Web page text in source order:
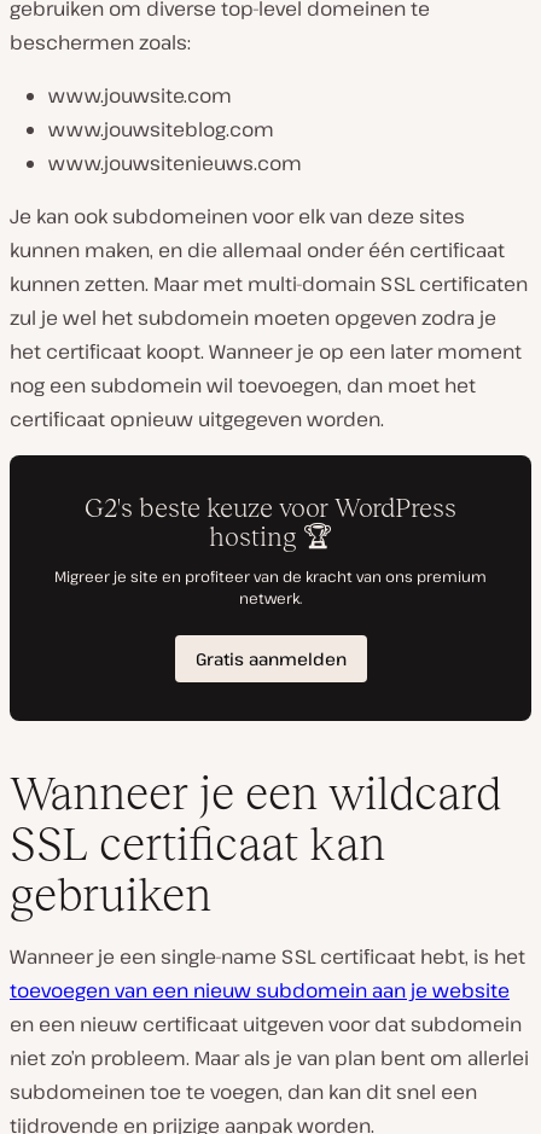
gebruiken om diverse top-level domeinen te
beschermen zoals:
www.jouwsite.com
www.jouwsiteblog.com
www.jouwsitenieuws.com
Je kan ook subdomeinen voor elk van deze sites
kunnen maken, en die allemaal onder één certificaat
kunnen zetten. Maar met multi-domain SSL certificaten
zul je wel het subdomein moeten opgeven zodra je
het certificaat koopt. Wanneer je op een later moment
nog een subdomein wil toevoegen, dan moet het
certificaat opnieuw uitgegeven worden.
Wanneer je een wildcard
SSL certificaat kan
gebruiken
Wanneer je een single-name SSL certificaat hebt, is het
toevoegen van een nieuw subdomein aan je website
en een nieuw certificaat uitgeven voor dat subdomein
niet zo’n probleem. Maar als je van plan bent om allerlei
subdomeinen toe te voegen, dan kan dit snel een
tijdrovende en prijzige aanpak worden.